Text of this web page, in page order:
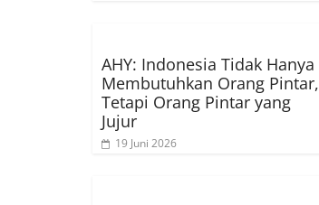
AHY: Indonesia Tidak Hanya
Membutuhkan Orang Pintar,
Tetapi Orang Pintar yang
Jujur
19 Juni 2026